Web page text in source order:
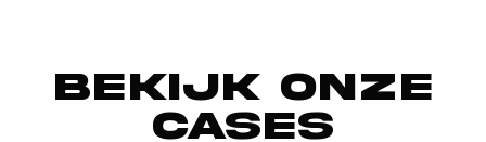
Bekijk onze
cases